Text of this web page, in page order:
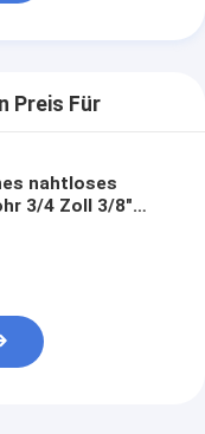
Preis Für
nahtloses
3/4 Zoll 3/8"